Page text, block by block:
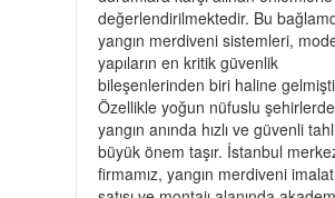
değerlendirilmektedir. Bu
yangın merdiveni sistemleri,
yapıların en kritik güvenlik
bileşenlerinden biri haline
Özellikle yoğun nüfuslu
yangın anında hızlı ve güvenli
büyük önem taşır. İstanbul
firmamız, yangın merdiveni